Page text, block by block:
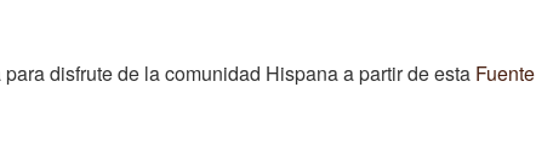
disfrute de la comunidad Hispana a partir de esta Fuente